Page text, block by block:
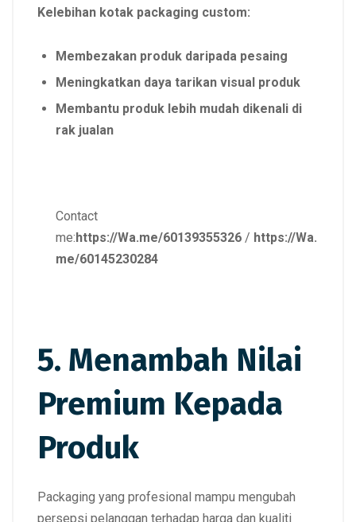
Kelebihan kotak packaging custom:
Membezakan produk daripada pesaing
Meningkatkan daya tarikan visual produk
Membantu produk lebih mudah dikenali di
rak jualan
Contact
me: https://Wa.me/60139355326 / https://Wa.
me/60145230284
5. Menambah Nilai
Premium Kepada
Produk
Packaging yang profesional mampu mengubah
persepsi pelanggan terhadap harga dan kualiti